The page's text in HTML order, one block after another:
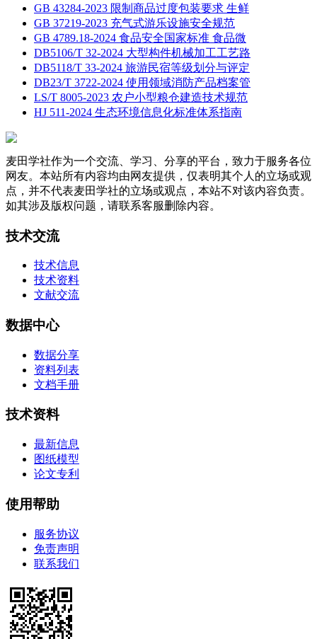
GB 43284-2023 限制商品过度包装要求 生鲜
GB 37219-2023 充气式游乐设施安全规范
GB 4789.18-2024 食品安全国家标准 食品微
DB5106/T 32-2024 大型构件机械加工工艺路
DB5118/T 33-2024 旅游民宿等级划分与评定
DB23/T 3722-2024 使用领域消防产品档案管
LS/T 8005-2023 农户小型粮仓建造技术规范
HJ 511-2024 生态环境信息化标准体系指南
麦田学社作为一个交流、学习、分享的平台，致力于服务各位
网友。本站所有内容均由网友提供，仅表明其个人的立场或观
点，并不代表麦田学社的立场或观点，本站不对该内容负责。
如其涉及版权问题，请联系客服删除内容。
技术交流
技术信息
技术资料
文献交流
数据中心
数据分享
资料列表
文档手册
技术资料
最新信息
图纸模型
论文专利
使用帮助
服务协议
免责声明
联系我们